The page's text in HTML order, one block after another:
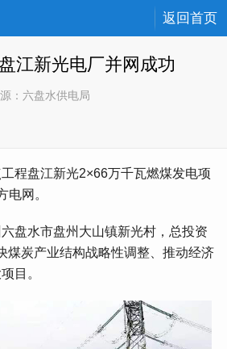
返回首页
江新光电厂并网成功
： 六盘水供电局
盘江新光2×66万千瓦燃煤发电项
电网。
水市盘州大山镇新光村，总投资
煤炭产业结构战略性调整、推动经济
目。